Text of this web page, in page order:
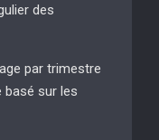
des
par trimestre
basé sur les